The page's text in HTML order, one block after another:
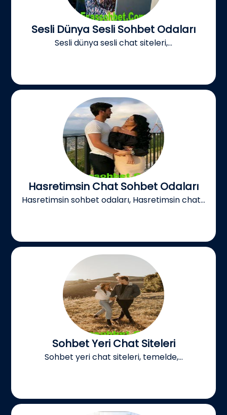
Sesli Dünya Sesli Sohbet Odaları
Sesli dünya sesli chat siteleri,...
Hasretimsin Chat Sohbet Odaları
Hasretimsin sohbet odaları, Hasretimsin chat...
Sohbet Yeri Chat Siteleri
Sohbet yeri chat siteleri, temelde,...